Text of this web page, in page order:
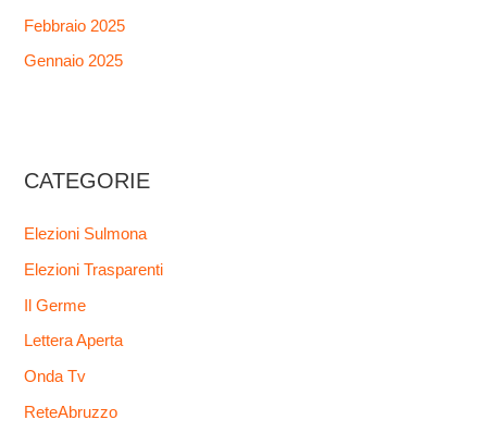
Febbraio 2025
Gennaio 2025
CATEGORIE
Elezioni Sulmona
Elezioni Trasparenti
Il Germe
Lettera Aperta
Onda Tv
ReteAbruzzo